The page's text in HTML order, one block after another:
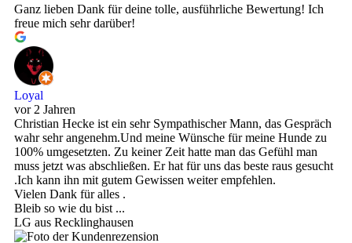
Ganz lieben Dank für deine tolle, ausführliche Bewertung! Ich
freue mich sehr darüber!
Loyal
vor 2 Jahren
Christian Hecke ist ein sehr Sympathischer Mann, das Gespräch
wahr sehr angenehm.Und meine Wünsche für meine Hunde zu
100% umgesetzten. Zu keiner Zeit hatte man das Gefühl man
muss jetzt was abschließen. Er hat für uns das beste raus gesucht
.Ich kann ihn mit gutem Gewissen weiter empfehlen.
Vielen Dank für alles .
Bleib so wie du bist ...
LG aus Recklinghausen